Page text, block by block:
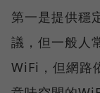
第一是提供穩
議，但一般人
WiFi，但網路